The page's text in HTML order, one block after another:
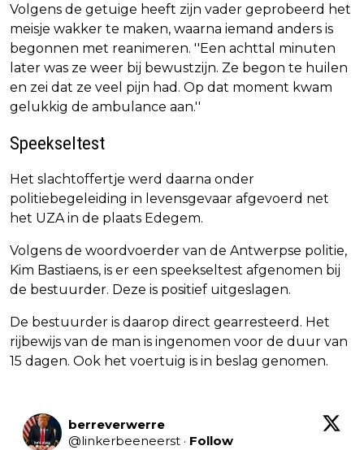
Volgens de getuige heeft zijn vader geprobeerd het
meisje wakker te maken, waarna iemand anders is
begonnen met reanimeren. ''Een achttal minuten
later was ze weer bij bewustzijn. Ze begon te huilen
en zei dat ze veel pijn had. Op dat moment kwam
gelukkig de ambulance aan.''
Speekseltest
Het slachtoffertje werd daarna onder
politiebegeleiding in levensgevaar afgevoerd net
het UZA in de plaats Edegem.
Volgens de woordvoerder van de Antwerpse politie,
Kim Bastiaens, is er een speekseltest afgenomen bij
de bestuurder. Deze is positief uitgeslagen.
De bestuurder is daarop direct gearresteerd. Het
rijbewijs van de man is ingenomen voor de duur van
15 dagen. Ook het voertuig is in beslag genomen.
berreverwerre
@linkerbeeneerst · Follow